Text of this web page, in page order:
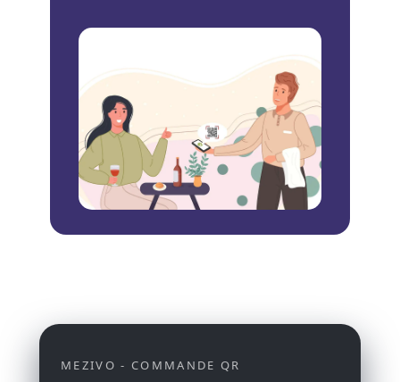
MEZIVO - COMMANDE QR